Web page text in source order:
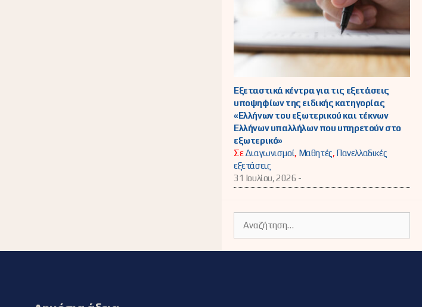
Εξεταστικά κέντρα για τις εξετάσεις
υποψηφίων της ειδικής κατηγορίας
«Ελλήνων του εξωτερικού και τέκνων
Ελλήνων υπαλλήλων που υπηρετούν στο
εξωτερικό»
ΣεΔιαγωνισμοί, Μαθητές, Πανελλαδικές
εξετάσεις
31 Ιουλίου, 2026 -
για: